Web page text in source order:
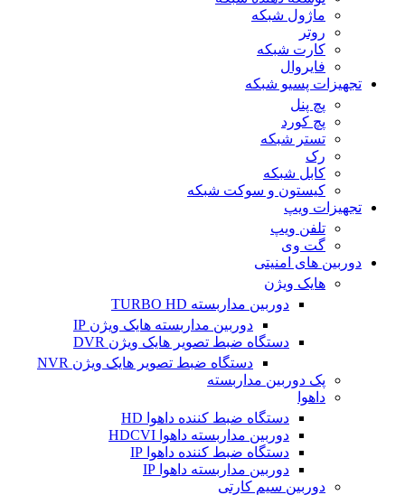
ماژول شبکه
روتر
کارت شبکه
فایروال
تجهیزات پسیو شبکه
پچ پنل
پچ کورد
تستر شبکه
رک
کابل شبکه
کیستون و سوکت شبکه
تجهیزات ویپ
تلفن ویپ
گت وی
دوربین های امنیتی
هایک ویژن
دوربین مداربسته TURBO HD
دوربین مداربسته هایک ویژن IP
دستگاه ضبط تصویر هایک ویژن DVR
دستگاه ضبط تصویر هایک ویژن NVR
پک دوربین مداربسته
داهوا
دستگاه ضبط کننده داهوا HD
دوربین مداربسته داهوا HDCVI
دستگاه ضبط کننده داهوا IP
دوربین مداربسته داهوا IP
دوربین سیم کارتی